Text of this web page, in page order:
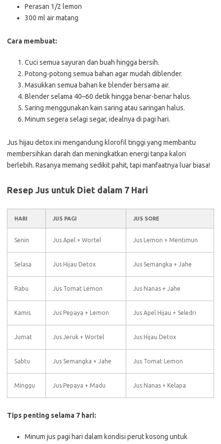
Perasan 1/2 lemon
300 ml air matang
Cara membuat:
Cuci semua sayuran dan buah hingga bersih.
Potong-potong semua bahan agar mudah diblender.
Masukkan semua bahan ke blender bersama air.
Blender selama 40–60 detik hingga benar-benar halus.
Saring menggunakan kain saring atau saringan halus.
Minum segera selagi segar, idealnya di pagi hari.
Jus hijau detox ini mengandung klorofil tinggi yang membantu
membersihkan darah dan meningkatkan energi tanpa kalori
berlebih. Rasanya memang sedikit pahit, tapi manfaatnya luar biasa!
Resep Jus untuk Diet dalam 7 Hari
HARI JUS PAGI JUS SORE
Senin Jus Apel + Wortel Jus Lemon + Mentimun
Selasa Jus Hijau Detox Jus Semangka + Jahe
Rabu Jus Tomat Lemon Jus Nanas + Jahe
Kamis Jus Pepaya + Lemon Jus Apel Hijau + Seledri
Jumat Jus Jeruk + Wortel Jus Hijau Detox
Sabtu Jus Semangka + Jahe Jus Tomat Lemon
Minggu Jus Pepaya + Madu Jus Nanas + Kelapa
Tips penting selama 7 hari:
Minum jus pagi hari dalam kondisi perut kosong untuk